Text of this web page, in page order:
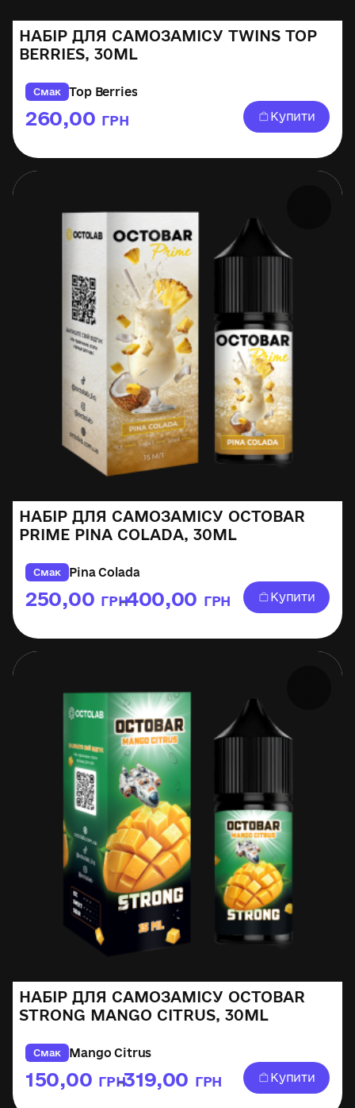
НАБІР ДЛЯ САМОЗАМІСУ TWINS TOP
BERRIES, 30ML
Смак Top Berries
260,00 ГРН Купити
НАБІР ДЛЯ САМОЗАМІСУ OCTOBAR
PRIME PINA COLADA, 30ML
Смак Pina Colada
250,00 ГРН
–400,00 ГРН Купити
НАБІР ДЛЯ САМОЗАМІСУ OCTOBAR
STRONG MANGO CITRUS, 30ML
Смак Mango Citrus
150,00 ГРН
–319,00 ГРН Купити